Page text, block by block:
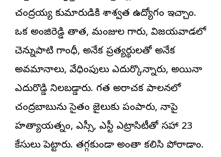
చంద్రయ్య కుమారుడికి శాశ్వత ఉద్యోగం ఇచ్చాం.
ఒక అంజిరెడ్డి తాత, మంజుల గారు, విజయవాడలో
చెన్నుపాటి గాంధీ, అనేక ప్రత్యర్థులతో అనేక
అవమానాలు, వేధింపులు ఎదుర్కొన్నారు, అయినా
ఎదురొడ్డి నిలబడ్డారు. గత అరాచక పాలనలో
చంద్రబాబును సైతం జైలుకు పంపారు, నాపై
హత్యాయత్నం, ఎస్సీ, ఎస్టీ ఎట్రాసిటీతో సహా 23
కేసులు పెట్టారు. త‌గ్గ‌కుండా అంతా క‌లిసి పోరాడాం.